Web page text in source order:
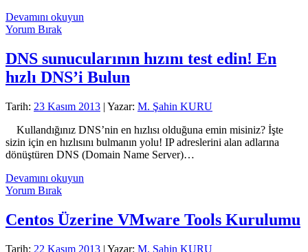
Devamını okuyun
11
İşletim
Sistemi
(Text
Install)
Yorum Bırak
DNS sunucularının hızını test edin! En
hızlı DNS’i Bulun
Tarih: 23 Kasım 2013 | Yazar: M. Şahin KURU
Kullandığınız DNS’nin en hızlısı olduğuna emin misiniz? İşte
sizin için en hızlısını bulmanın yolu! IP adreslerini alan adlarına
dönüştüren DNS (Domain Name Server)…
Devamını okuyun
test
edin!
Yorum Bırak
Centos Üzerine VMware Tools Kurulumu
Tarih: 22 Kasım 2013 | Yazar: M. Şahin KURU